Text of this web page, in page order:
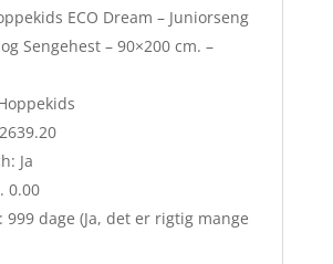
ECO Dream – Juniorseng
Sengehest – 90×200 cm. –
Ja
0.00
999 dage (Ja, det er rigtig mange